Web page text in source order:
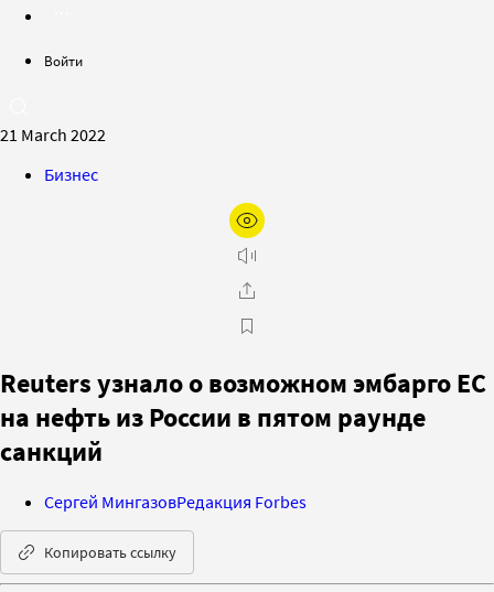
Войти
21 March 2022
Бизнес
Reuters узнало о возможном эмбарго ЕС
на нефть из России в пятом раунде
санкций
Сергей МингазовРедакция Forbes
Копировать ссылку